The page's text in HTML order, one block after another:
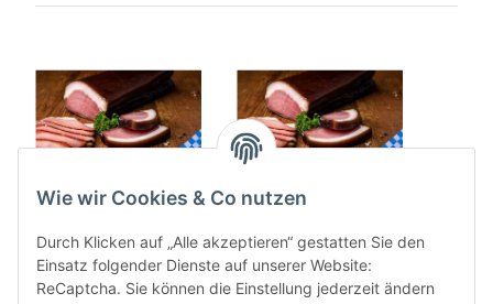
Bauerngeräuchertes "
Schwarz" 500 g
13,43 €*
Bauerngeräuchertes "
Schwarz" 1 kg
26,85 €*
Wie wir Cookies & Co nutzen
Durch Klicken auf „Alle akzeptieren“ gestatten Sie den
Einsatz folgender Dienste auf unserer Website:
ReCaptcha. Sie können die Einstellung jederzeit ändern